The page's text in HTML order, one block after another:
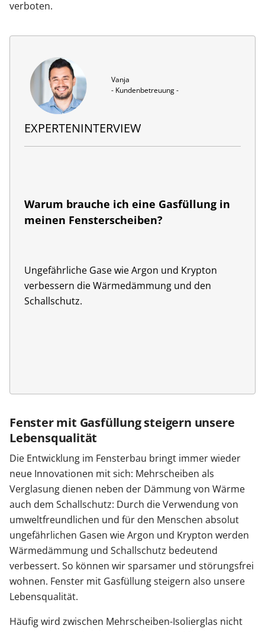
verboten.
Vanja
- Kundenbetreuung -
EXPERTENINTERVIEW
Warum brauche ich eine Gasfüllung in
meinen Fensterscheiben?
Ungefährliche Gase wie Argon und Krypton
verbessern die Wärmedämmung und den
Schallschutz.
Fenster mit Gasfüllung steigern unsere
Lebensqualität
Die Entwicklung im Fensterbau bringt immer wieder
neue Innovationen mit sich: Mehrscheiben als
Verglasung dienen neben der Dämmung von Wärme
auch dem Schallschutz: Durch die Verwendung von
umweltfreundlichen und für den Menschen absolut
ungefährlichen Gasen wie Argon und Krypton werden
Wärmedämmung und Schallschutz bedeutend
verbessert. So können wir sparsamer und störungsfrei
wohnen. Fenster mit Gasfüllung steigern also unsere
Lebensqualität.
Häufig wird zwischen Mehrscheiben-Isolierglas nicht